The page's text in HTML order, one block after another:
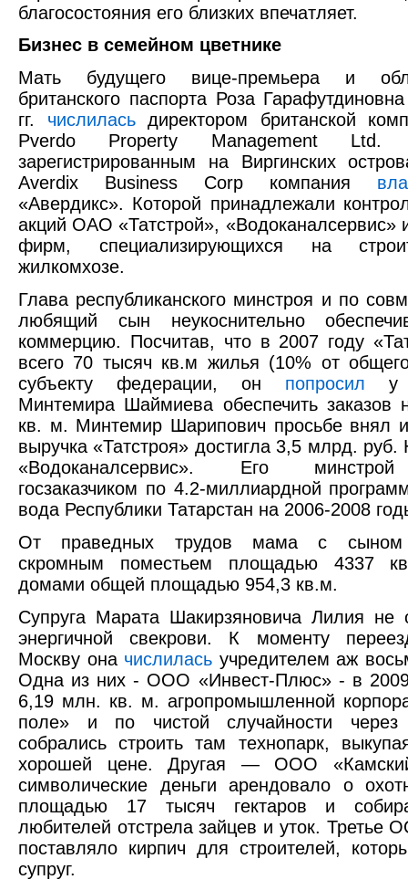
благосостояния его близких впечатляет.
Бизнес в семейном цветнике
Мать будущего вице-премьера и
британского паспорта Роза
гг. числиласьдиректором британской
Pverdo Property Management
зарегистрированным на Виргинских
Averdix Business Corp компания
«Авердикс». Которой принадлежали
акций ОАО «Татстрой», «Водоканалсервис»
фирм, специализирующихся на
жилкомхозе.
Глава республиканского минстроя и по
любящий сын неукоснительно
коммерцию. Посчитав, что в 2007 году
всего 70 тысяч кв.м жилья (10% от
субъекту федерации, он попросил у
Минтемира Шаймиева обеспечить заказов
кв. м. Минтемир Шарипович просьбе внял
выручка «Татстроя» достигла 3,5 млрд.
«Водоканалсервис». Его
госзаказчиком по 4.2-миллиардной
вода Республики Татарстан на 2006-2008
От праведных трудов мама с
скромным поместьем площадью 4337
домами общей площадью 954,3 кв.м.
Супруга Марата Шакирзяновича Лилия не
энергичной свекрови. К моменту
Москву она числилась учредителем аж
Одна из них - ООО «Инвест-Плюс» - в 2009
6,19 млн. кв. м. агропромышленной
поле» и по чистой случайности через
собрались строить там технопарк,
хорошей цене. Другая — ООО
символические деньги арендовало о
площадью 17 тысяч гектаров и
любителей отстрела зайцев и уток. Третье
поставляло кирпич для строителей,
супруг.